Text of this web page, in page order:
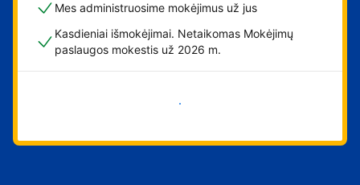
Mes administruosime mokėjimus už jus
Kasdieniai išmokėjimai. Netaikomas Mokėjimų
paslaugos mokestis už 2026 m.
Pradėti